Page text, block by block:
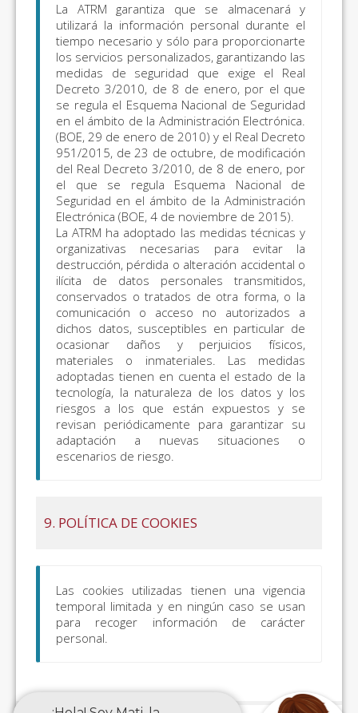
La ATRM garantiza que se almacenará y
utilizará la información personal durante el
tiempo necesario y sólo para proporcionarte
los servicios personalizados, garantizando las
medidas de seguridad que exige el Real
Decreto 3/2010, de 8 de enero, por el que
se regula el Esquema Nacional de Seguridad
en el ámbito de la Administración Electrónica.
(BOE, 29 de enero de 2010) y el Real Decreto
951/2015, de 23 de octubre, de modificación
del Real Decreto 3/2010, de 8 de enero, por
el que se regula Esquema Nacional de
Seguridad en el ámbito de la Administración
Electrónica (BOE, 4 de noviembre de 2015).
La ATRM ha adoptado las medidas técnicas y
organizativas necesarias para evitar la
destrucción, pérdida o alteración accidental o
ilícita de datos personales transmitidos,
conservados o tratados de otra forma, o la
comunicación o acceso no autorizados a
dichos datos, susceptibles en particular de
ocasionar daños y perjuicios físicos,
materiales o inmateriales. Las medidas
adoptadas tienen en cuenta el estado de la
tecnología, la naturaleza de los datos y los
riesgos a los que están expuestos y se
revisan periódicamente para garantizar su
adaptación a nuevas situaciones o
escenarios de riesgo.
9. POLÍTICA DE COOKIES
Las cookies utilizadas tienen una vigencia
temporal limitada y en ningún caso se usan
para recoger información de carácter
personal.